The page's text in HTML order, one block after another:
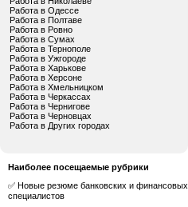
Работа в Одессе
Работа в Полтаве
Работа в Ровно
Работа в Сумах
Работа в Тернополе
Работа в Ужгороде
Работа в Харькове
Работа в Херсоне
Работа в Хмельницком
Работа в Черкассах
Работа в Чернигове
Работа в Черновцах
Работа в Других городах
Наиболее посещаемые рубрики
✅ Новые резюме банковских и финансовых
специалистов